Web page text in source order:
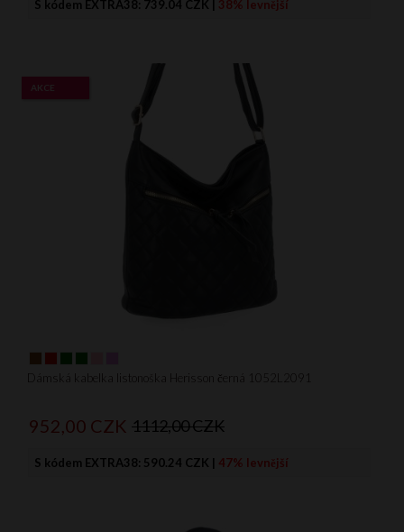
S kódem EXTRA38: 739.04 CZK | 38% levnější
Dámská kabelka listonoška Herisson černá 1052L2091
AKCE
952,00 CZK 1112,00 CZK
S kódem EXTRA38: 590.24 CZK | 47% levnější